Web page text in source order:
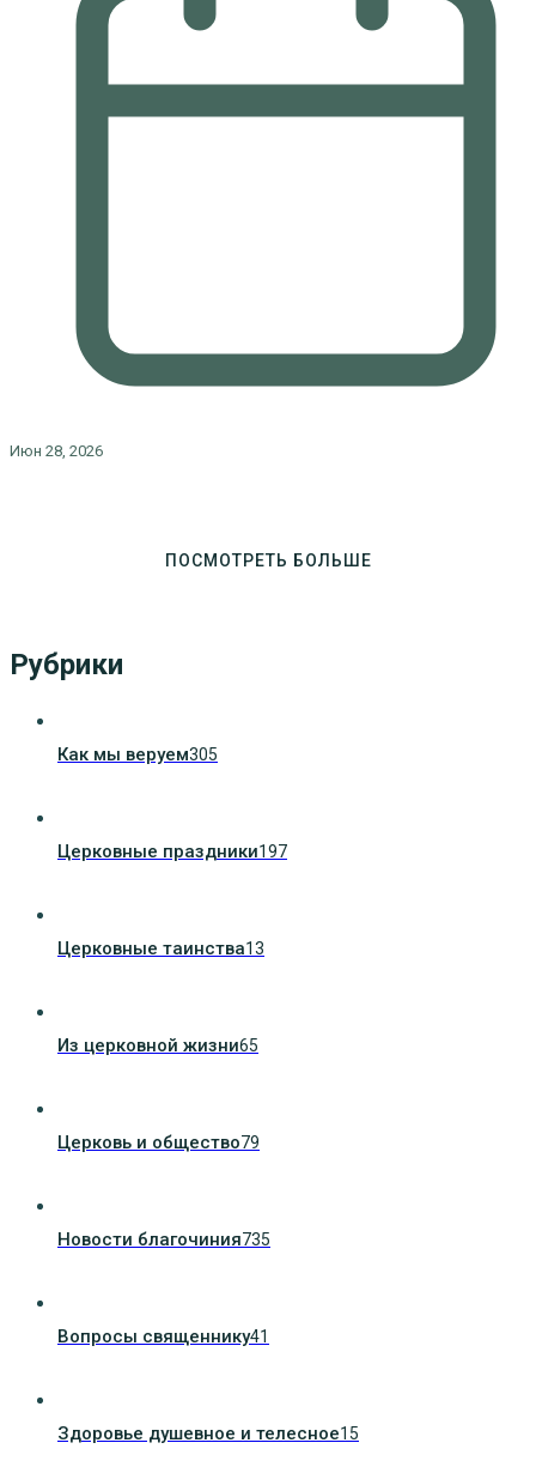
Июн 28, 2026
ПОСМОТРЕТЬ БОЛЬШЕ
Рубрики
Как мы веруем305
Церковные праздники197
Церковные таинства13
Из церковной жизни65
Церковь и общество79
Новости благочиния735
Вопросы священнику41
Здоровье душевное и телесное15